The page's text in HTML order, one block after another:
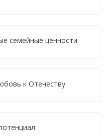
семейные ценности
к Отечеству